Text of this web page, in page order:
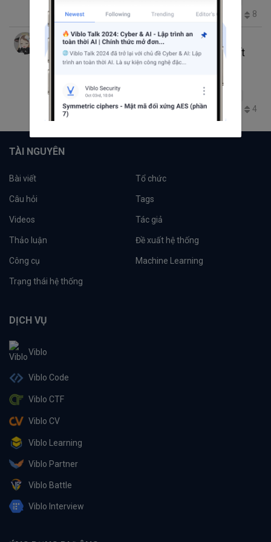
3.9K 1 8
WheeBoo thg 1 10, 2020 9:21 SA 1 phút đọc
Khởi tạo và setup các môi trường cần thiết
cho Kubernetes trên Cloud 9 của AWS sử
Kubernetes Amazon Web Services (AWS) Cloud9
1.7K 0 0 4
TÀI NGUYÊN
Bài viết Tổ chức
Câu hỏi Tags
Videos Tác giả
Thảo luận Đề xuất hệ thống
Công cụ Machine Learning
Trạng thái hệ thống
DỊCH VỤ
Viblo
Viblo Code
Viblo CTF
Viblo CV
Viblo Learning
Viblo Partner
Viblo Battle
Viblo Interview